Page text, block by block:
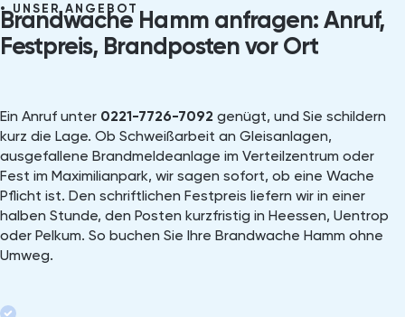
UNSER ANGEBOT
Brandwache Hamm anfragen: Anruf,
Festpreis, Brandposten vor Ort
Ein Anruf unter 0221-7726-7092 genügt, und Sie schildern
kurz die Lage. Ob Schweißarbeit an Gleisanlagen,
ausgefallene Brandmeldeanlage im Verteilzentrum oder
Fest im Maximilianpark, wir sagen sofort, ob eine Wache
Pflicht ist. Den schriftlichen Festpreis liefern wir in einer
halben Stunde, den Posten kurzfristig in Heessen, Uentrop
oder Pelkum. So buchen Sie Ihre Brandwache Hamm ohne
Umweg.